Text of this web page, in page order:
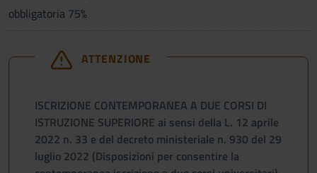
obbligatoria 75%
ATTENZIONE
ISCRIZIONE CONTEMPORANEA A DUE CORSI DI
ISTRUZIONE SUPERIORE ai sensi della L. 12 aprile
2022 n. 33 e del decreto ministeriale n. 930 del 29
luglio 2022 (Disposizioni per consentire la